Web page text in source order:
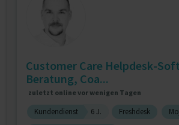
Customer Care Helpdesk-
Beratung, Coa...
zuletzt online vor wenigen Tagen
Kundendienst 6 J. Freshdesk